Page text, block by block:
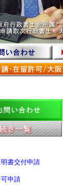
書交付申請
申請